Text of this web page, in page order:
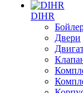
DIHR
Двери